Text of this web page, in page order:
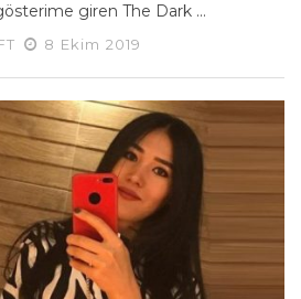
giren The Dark ...
8 Ekim 2019